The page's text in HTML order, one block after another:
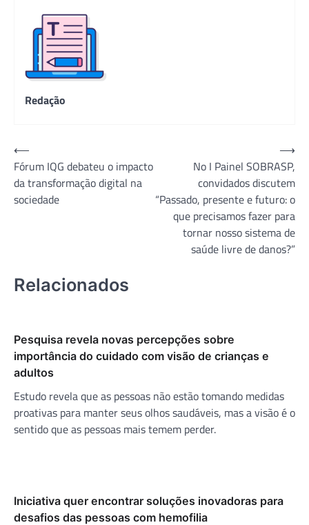
Redação
Navegação
de
Post
⟵
Fórum IQG debateu o impacto
da transformação digital na
sociedade
No I Painel SOBRASP,
convidados discutem
“Passado, presente e futuro: o
que precisamos fazer para
tornar nosso sistema de
saúde livre de danos?”
⟶
Relacionados
Pesquisa revela novas percepções sobre
importância do cuidado com visão de crianças e
adultos
Estudo revela que as pessoas não estão tomando medidas
proativas para manter seus olhos saudáveis, mas a visão é o
sentido que as pessoas mais temem perder.
Iniciativa quer encontrar soluções inovadoras para
desafios das pessoas com hemofilia